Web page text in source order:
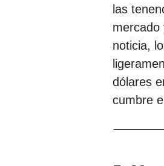
las
mercado
noticia,
dólares
cumbre